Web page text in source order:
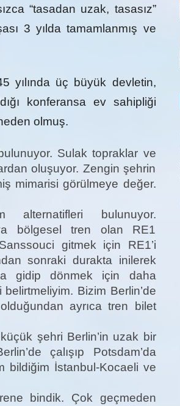
“tasadan uzak, tasasız”
3 yılda tamamlanmış ve
yılında üç büyük devletin,
konferansa ev sahipliği
olmuş.
Sulak topraklar ve
oluşuyor. Zengin şehrin
mimarisi görülmeye değer.
alternatifleri bulunuyor.
bölgesel tren olan RE1
gitmek için RE1’i
sonraki durakta inilerek
gidip dönmek için daha
belirtmeliyim. Bizim Berlin’de
olduğundan ayrıca tren bilet
şehri Berlin’in uzak bir
çalışıp Potsdam’da
bildiğim İstanbul-Kocaeli ve
bindik. Çok geçmeden